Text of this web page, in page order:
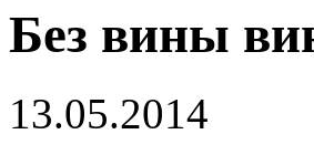
Без вины
13.05.2014